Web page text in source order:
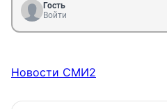
Гость
Войти
Новости СМИ2